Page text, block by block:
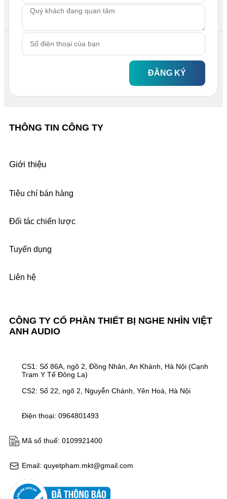
ĐĂNG KÝ
CÔNG TY CỔ PHẦN THIẾT BỊ NGHE NHÌN VIỆT
ANH AUDIO
Email: quyetpham.mkt@gmail.com
Mã số thuế: 0109921400
Điện thoại: 0964801493
CS1: Số 86A, ngõ 2, Đồng Nhân, An Khánh, Hà Nội (Cạnh
Trạm Y Tế Đông La)
CS2: Số 22, ngõ 2, Nguyễn Chánh, Yên Hoà, Hà Nội
THÔNG TIN CÔNG TY
Giới thiệu
Tiêu chí bán hàng
Đối tác chiến lược
Tuyển dụng
Liên hệ